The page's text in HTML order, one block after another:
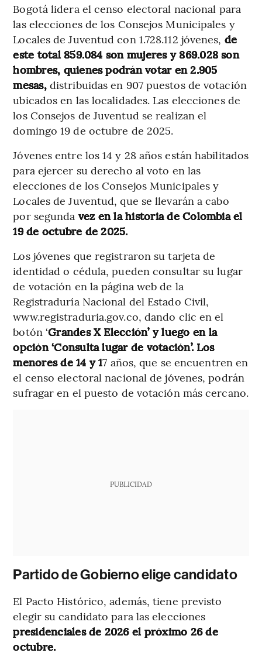
Bogotá lidera el censo electoral nacional para
las elecciones de los Consejos Municipales y
Locales de Juventud con 1.728.112 jóvenes, de
este total 859.084 son mujeres y 869.028 son
hombres, quienes podrán votar en 2.905
mesas,distribuidas en 907 puestos de votación
ubicados en las localidades. Las elecciones de
los Consejos de Juventud se realizan el
domingo 19 de octubre de 2025.
Jóvenes entre los 14 y 28 años están habilitados
para ejercer su derecho al voto en las
elecciones de los Consejos Municipales y
Locales de Juventud, que se llevarán a cabo
por segunda vez en la historia de Colombia el
19 de octubre de 2025.
Los jóvenes que registraron su tarjeta de
identidad o cédula, pueden consultar su lugar
de votación en la página web de la
Registraduría Nacional del Estado Civil,
www.registraduria.gov.co, dando clic en el
botón ‘Grandes X Elección’ y luego en la
opción ‘Consulta lugar de votación’. Los
menores de 14 y 17 años, que se encuentren en
el censo electoral nacional de jóvenes, podrán
sufragar en el puesto de votación más cercano.
PUBLICIDAD
Partido de Gobierno elige candidato
El Pacto Histórico, además, tiene previsto
elegir su candidato para las elecciones
presidenciales de 2026 el próximo 26 de
octubre.